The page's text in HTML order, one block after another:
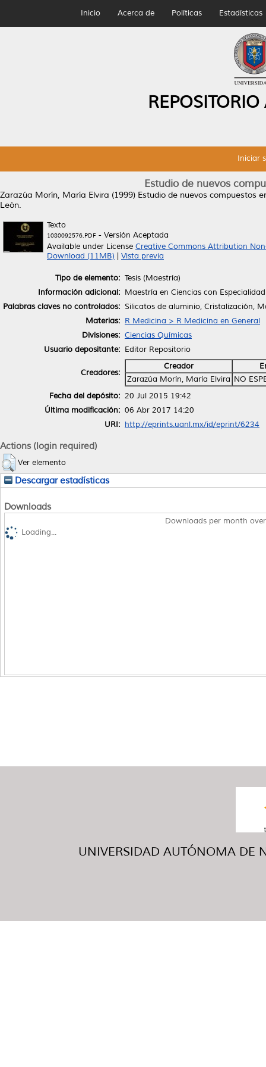
Inicio Acerca de Políticas Estadísticas
Iniciar
Estudio de nuevos
Zarazúa Morín, María Elvira (1999) Estudio de nuevos compuestos
León.
Texto
1080092576.PDF - Versión Aceptada
Available under License Creative Commons Attribution
Download (11MB)
Vista previa
Tipo de elemento: Tesis (Maestría)
Información adicional: Maestría en Ciencias con
Palabras claves no controlados: Silicatos de aluminio, Cristalización,
Materias: R Medicina > R Medicina en General
Divisiones: Ciencias Químicas
Usuario depositante: Editor Repositorio
Creadores:
Creador
Zarazúa Morín, María Elvira NO
Fecha del depósito: 20 Jul 2015 19:42
Última modificación: 06 Abr 2017 14:20
URI: http://eprints.uanl.mx/id/eprint/6234
Actions (login required)
Ver elemento
Descargar estadísticas
Downloads
Downloads per month
Loading...
UNIVERSIDAD AUTÓNOMA DE